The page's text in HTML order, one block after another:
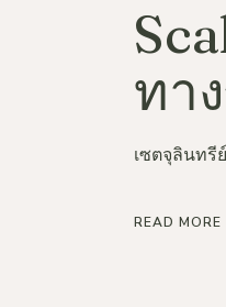
ทา
เซตจุลินท
READ MORE